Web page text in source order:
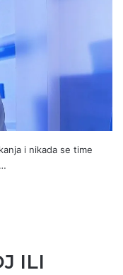
i nikada se time
ILI